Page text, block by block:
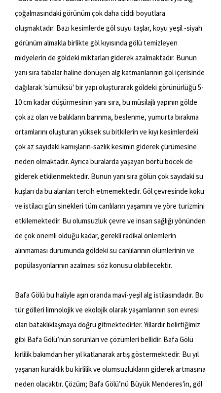
çoğalmasındaki görünüm çok daha ciddi boyutlara
oluşmaktadır. Bazı kesimlerde göl suyu taşlar, koyu yeşil -siyah
görünüm almakla birlikte göl kıyısında gölü temizleyen
midyelerin de göldeki miktarları giderek azalmaktadır. Bunun
yanı sıra tabalar haline dönüşen alg katmanlarının göl içerisinde
dağılarak 'sümüksü' bir yapı oluşturarak göldeki görünürlüğü 5-
10 cm kadar düşürmesinin yanı sıra, bu müsilajlı yapının gölde
çok az olan ve balıkların barınma, beslenme, yumurta bırakma
ortamlarını oluşturan yüksek su bitkilerin ve kıyı kesimlerdeki
çok az sayıdaki kamışların-sazlık kesimin giderek çürümesine
neden olmaktadır. Ayrıca buralarda yaşayan börtü böcek de
giderek etkilenmektedir. Bunun yanı sıra gölün çok sayıdaki su
kuşları da bu alanları tercih etmemektedir. Göl çevresinde koku
ve istilacı gün sinekleri tüm canlıların yaşamını ve yöre turizmini
etkilemektedir. Bu olumsuzluk çevre ve insan sağlığı yönünden
de çok önemli olduğu kadar, gerekli radikal önlemlerin
alınmaması durumunda göldeki su canlılarının ölümlerinin ve
popülasyonlarının azalması söz konusu olabilecektir.
Bafa Gölü bu haliyle aşırı oranda mavi-yeşil alg istilasındadır. Bu
tür gölleri limnolojik ve ekolojik olarak yaşamlarının son evresi
olan bataklıklaşmaya doğru gitmektedirler. Yıllardır belirtiğimiz
gibi Bafa Gölü’nün sorunları ve çözümleri bellidir. Bafa Gölü
kirlilik bakımdan her yıl katlanarak artış göstermektedir. Bu yıl
yaşanan kuraklık bu kirlilik ve olumsuzlukların giderek artmasına
neden olacaktır. Çözüm; Bafa Gölü’nü Büyük Menderes'in, göl